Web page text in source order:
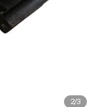
2/3